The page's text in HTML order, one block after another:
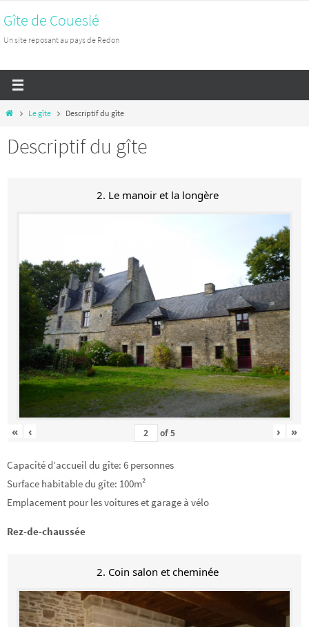
vers
le
Gîte de Coueslé
Un site reposant au pays de Redon
HomeLe gîte Descriptif du gîte
Descriptif du gîte
2. Le manoir et la longère
« ‹ of5 › »
Capacité d’accueil du gîte: 6 personnes
Surface habitable du gîte: 100m²
Emplacement pour les voitures et garage à vélo
Rez-de-chaussée
2. Coin salon et cheminée